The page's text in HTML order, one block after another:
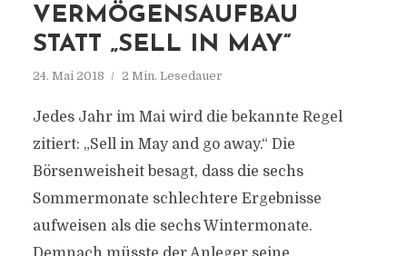
VERMÖGENSAUFBAU
STATT „SELL IN MAY“
24. Mai 2018 2 Min. Lesedauer
Jedes Jahr im Mai wird die bekannte Regel
zitiert: „Sell in May and go away.“ Die
Börsenweisheit besagt, dass die sechs
Sommermonate schlechtere Ergebnisse
aufweisen als die sechs Wintermonate.